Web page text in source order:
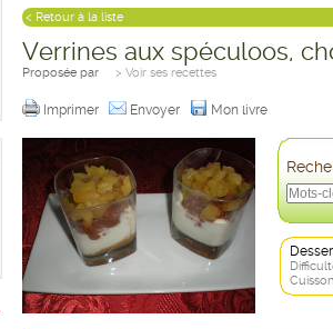
< Retour à la liste
Verrines aux spéculoos,
Proposée par > Voir ses recettes
Imprimer Envoyer Mon livre